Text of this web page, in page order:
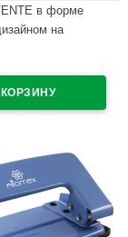
в форме
на